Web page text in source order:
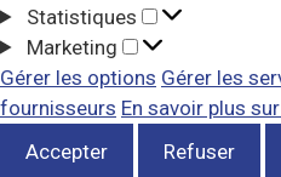
Statistiques
Marketing
Gérer les options Gérer les
fournisseurs En savoir plus
Accepter
Refuser